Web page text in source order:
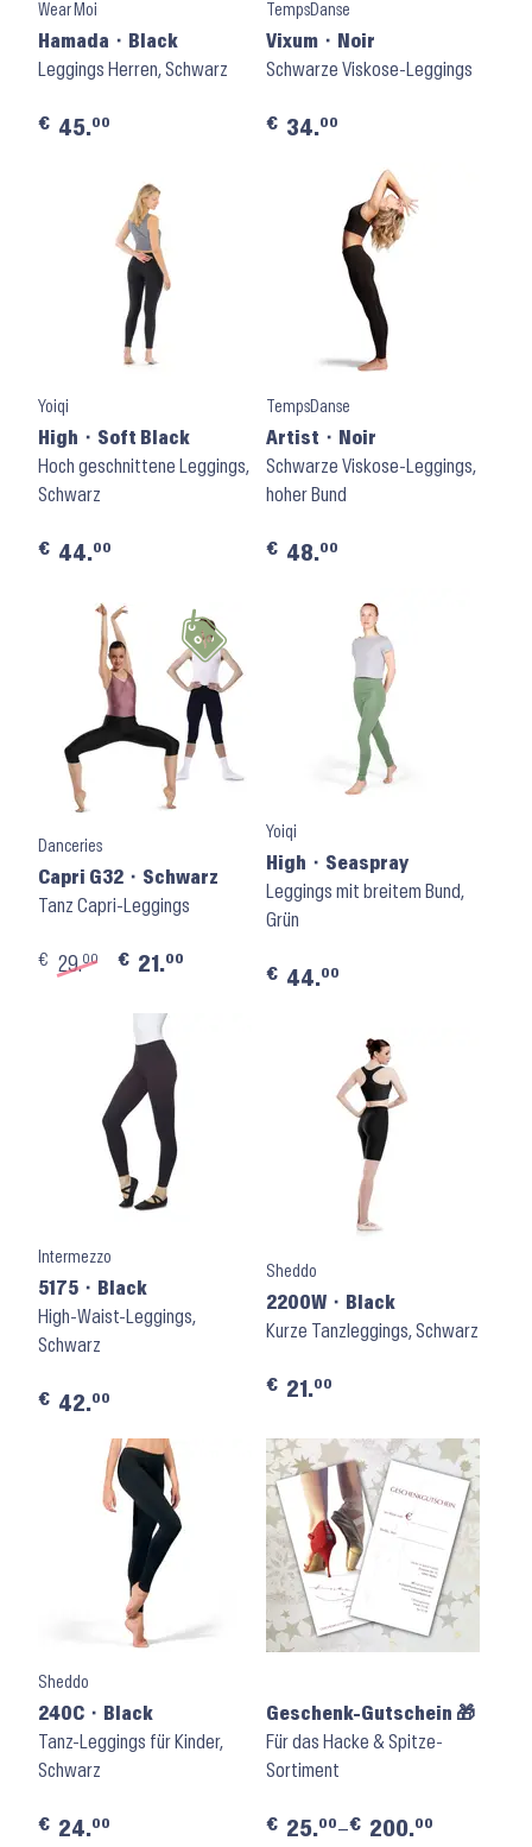
Wear Moi
Hamada ⬝ Black
Leggings Herren, Schwarz
€ 45.00
TempsDanse
Vixum ⬝ Noir
Schwarze Viskose-Leggings
€ 34.00
Yoiqi
High ⬝ Soft Black
Hoch geschnittene Leggings,
Schwarz
€ 44.00
TempsDanse
Artist ⬝ Noir
Schwarze Viskose-Leggings,
hoher Bund
€ 48.00
Danceries
Capri G32 ⬝ Schwarz
Tanz Capri-Leggings
€ 29.00 € 21.00
Yoiqi
High ⬝ Seaspray
Leggings mit breitem Bund,
Grün
€ 44.00
Intermezzo
5175 ⬝ Black
High-Waist-Leggings,
Schwarz
€ 42.00
Sheddo
2200W ⬝ Black
Kurze Tanzleggings, Schwarz
€ 21.00
Sheddo
240C ⬝ Black
Tanz-Leggings für Kinder,
Schwarz
€ 24.00
Geschenk-Gutschein 🎁
Für das Hacke & Spitze-
Sortiment
€ 25.00–€ 200.00